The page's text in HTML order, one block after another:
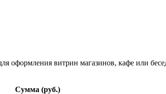
оформления витрин магазинов, кафе или
Сумма (руб.)